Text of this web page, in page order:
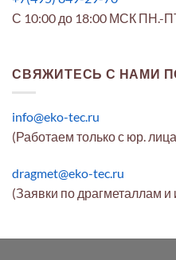
С 10:00 до 18:00 МСК ПН.-
СВЯЖИТЕСЬ С НАМИ
info@eko-tec.ru
(Работаем только с юр.
dragmet@eko-tec.ru
(Заявки по драгметаллам